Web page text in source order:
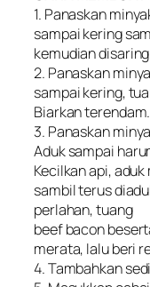
1. Panaskan
sampai kering
kemudian
2. Panaskan
sampai kering,
Biarkan terendam.
3. Panaskan
Aduk sampai
Kecilkan api,
sambil terus
perlahan, tuang
beef bacon
merata, lalu beri
4. Tambahkan